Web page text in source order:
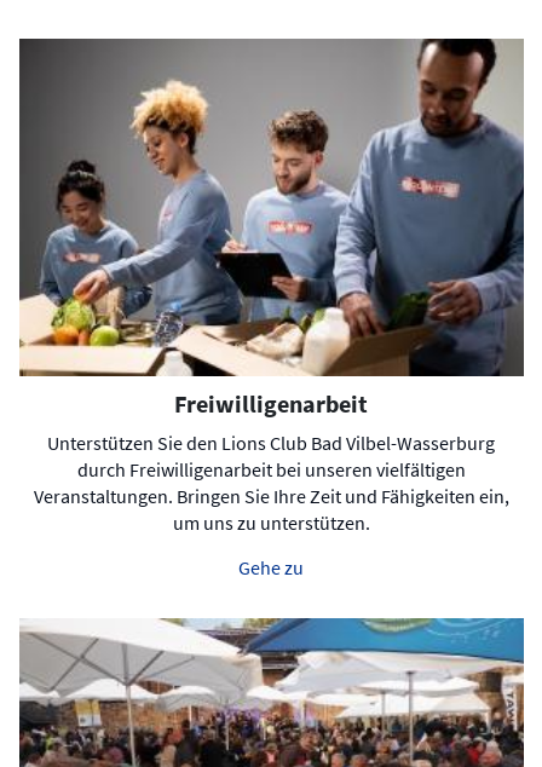
Freiwilligenarbeit
Unterstützen Sie den Lions Club Bad Vilbel-Wasserburg
durch Freiwilligenarbeit bei unseren vielfältigen
Veranstaltungen. Bringen Sie Ihre Zeit und Fähigkeiten ein,
um uns zu unterstützen.
Gehe zu